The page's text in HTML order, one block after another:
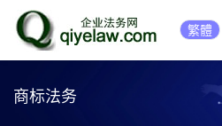
繁體
商标法务